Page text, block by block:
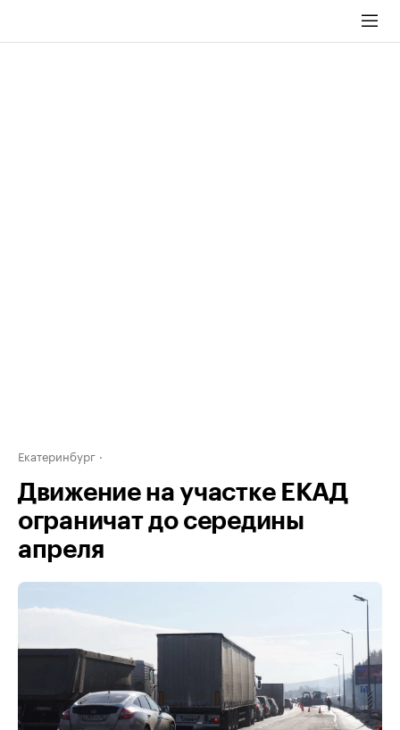
Екатеринбург
Движение на участке ЕКАД
ограничат до середины
апреля